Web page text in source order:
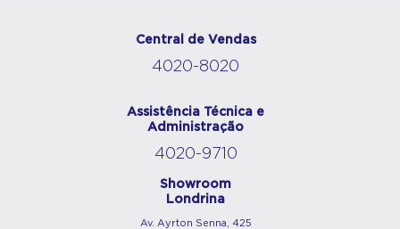
Central de Vendas
4020-8020
Assistência Técnica e
Administração
4020-9710
Showroom
Londrina
Av. Ayrton Senna, 425